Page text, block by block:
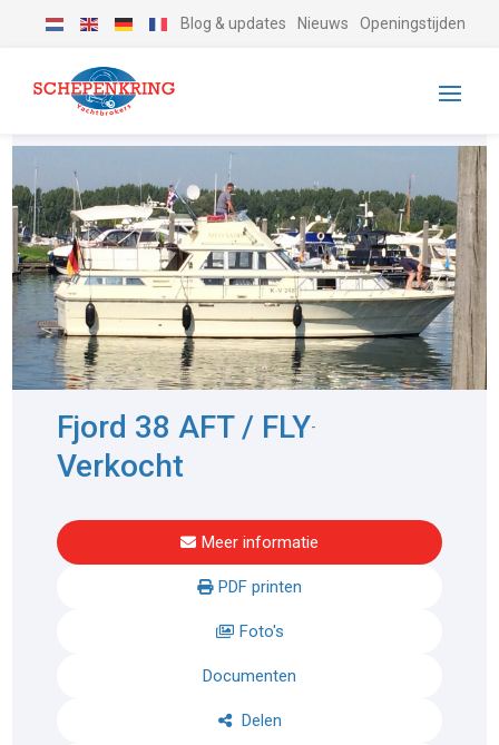
Blog & updates Nieuws Openingstijden
Fjord 38 AFT / FLY-
Verkocht
Meer informatie
PDF printen
Foto's
Documenten
Delen